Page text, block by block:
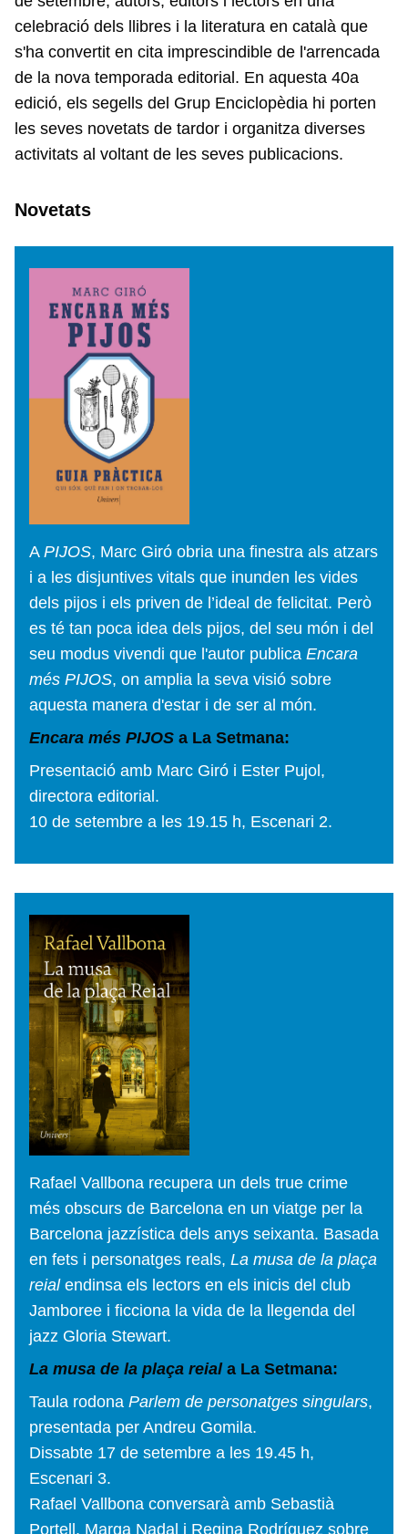
celebració dels llibres i la literatura en català que
s'ha convertit en cita imprescindible de l'arrencada
de la nova temporada editorial. En aquesta 40a
edició, els segells del Grup Enciclopèdia hi porten
les seves novetats de tardor i organitza diverses
activitats al voltant de les seves publicacions.
Novetats
A PIJOS, Marc Giró obria una finestra als atzars
i a les disjuntives vitals que inunden les vides
dels pijos i els priven de l’ideal de felicitat. Però
es té tan poca idea dels pijos, del seu món i del
seu modus vivendi que l'autor publica Encara
més PIJOS, on amplia la seva visió sobre
aquesta manera d'estar i de ser al món.
Encara més PIJOS a La Setmana:
Presentació amb Marc Giró i Ester Pujol,
directora editorial.
10 de setembre a les 19.15 h, Escenari 2.
Rafael Vallbona recupera un dels true crime
més obscurs de Barcelona en un viatge per la
Barcelona jazzística dels anys seixanta. Basada
en fets i personatges reals, La musa de la plaça
reialendinsa els lectors en els inicis del club
Jamboree i ficciona la vida de la llegenda del
jazz Gloria Stewart.
La musa de la plaça reiala La Setmana:
Taula rodona Parlem de personatges singulars,
presentada per Andreu Gomila.
Dissabte 17 de setembre a les 19.45 h,
Escenari 3.
Rafael Vallbona conversarà amb Sebastià
Portell, Marga Nadal i Regina Rodríguez sobre